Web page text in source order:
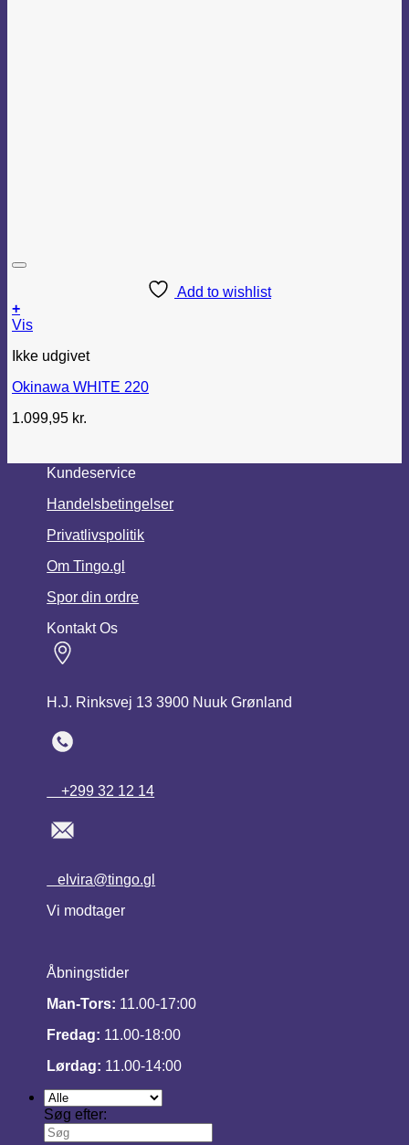
Add to wishlist
+
Vis
Ikke udgivet
Okinawa WHITE 220
1.099,95 kr.
Kundeservice
Handelsbetingelser
Privatlivspolitik
Om Tingo.gl
Spor din ordre
Kontakt Os
H.J. Rinksvej 13 3900 Nuuk Grønland
+299 32 12 14
elvira@tingo.gl
Vi modtager
Åbningstider
Man-Tors: 11.00-17:00
Fredag: 11.00-18:00
Lørdag: 11.00-14:00
Søg efter: